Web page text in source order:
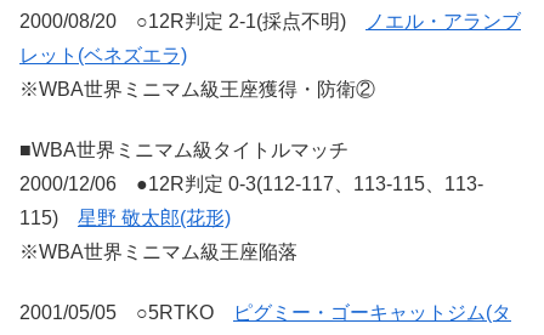
2000/08/20 ○12R判定 2-1(採点不明)
ノエル・アランブ
レット(ベネズエラ)
※WBA世界ミニマム級王座獲得・防衛②
■WBA世界ミニマム級タイトルマッチ
2000/12/06 ●12R判定 0-3(112-117、113-115、113-
115) 星野 敬太郎(花形)
※WBA世界ミニマム級王座陥落
2001/05/05 ○5RTKO
ピグミー・ゴーキャットジム(タ